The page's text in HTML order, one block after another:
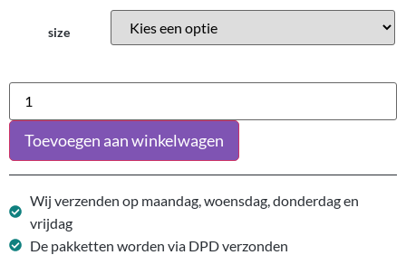
size
Toevoegen aan winkelwagen
Wij verzenden op maandag, woensdag, donderdag en
vrijdag
De pakketten worden via DPD verzonden